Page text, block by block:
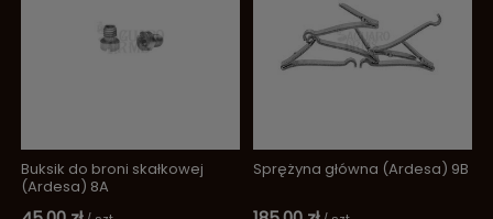
Buksik do broni skałkowej
(Ardesa) 8A
Sprężyna główna (Ardesa) 9B